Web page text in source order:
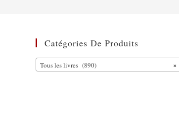
Catégories De Produits
×
Tous les livres (890)